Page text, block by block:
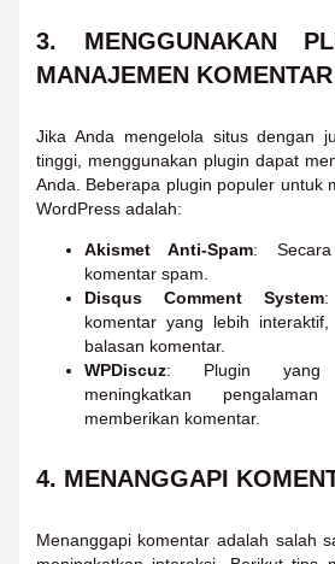
3. MENGGUNAKAN
MANAJEMEN KOMENTAR
Jika Anda mengelola situs dengan
tinggi, menggunakan plugin dapat
Anda. Beberapa plugin populer untuk
WordPress adalah:
Akismet Anti-Spam:
komentar spam.
Disqus Comment System:
komentar yang lebih
balasan komentar.
WPDiscuz: Plugin yang
meningkatkan
memberikan komentar.
4. MENANGGAPI
Menanggapi komentar adalah salah